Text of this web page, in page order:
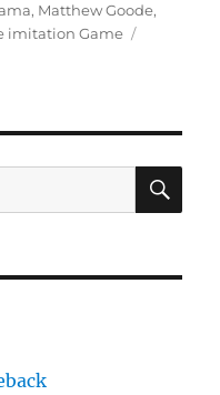
, Matthew Goode,
imitation Game